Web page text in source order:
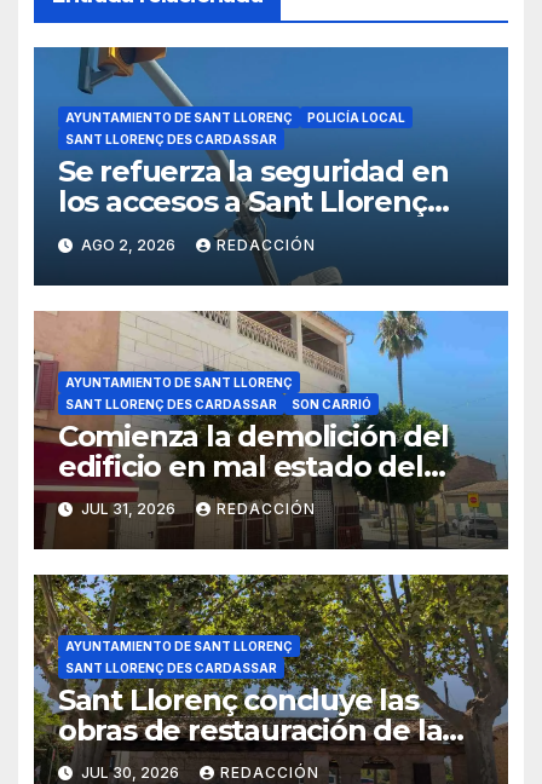
AYUNTAMIENTO DE SANT LLORENÇ
POLICÍA LOCAL
SANT LLORENÇ DES CARDASSAR
Se refuerza la seguridad en
los accesos a Sant Llorenç
con cámaras inteligentes
AGO 2, 2026 REDACCIÓN
AYUNTAMIENTO DE SANT LLORENÇ
SANT LLORENÇ DES CARDASSAR
SON CARRIÓ
Comienza la demolición del
edificio en mal estado del
carrer Major de Son Carrió
JUL 31, 2026 REDACCIÓN
AYUNTAMIENTO DE SANT LLORENÇ
SANT LLORENÇ DES CARDASSAR
Sant Llorenç concluye las
obras de restauración de la
plaza des Pou Vell
JUL 30, 2026 REDACCIÓN